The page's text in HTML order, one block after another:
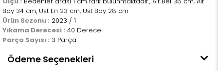
Boy 34 cm, Üst En 23 cm, Üst Boy 28 cm
Ürün Sezonu : 2023 / 1
Yıkama Derecesi : 40 Derece
Parça Sayısı : 3 Parça
Ödeme Seçenekleri